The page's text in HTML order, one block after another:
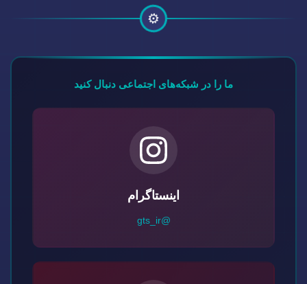
⚙️
ما را در شبکه‌های اجتماعی دنبال کنید
اینستاگرام
@gts_ir